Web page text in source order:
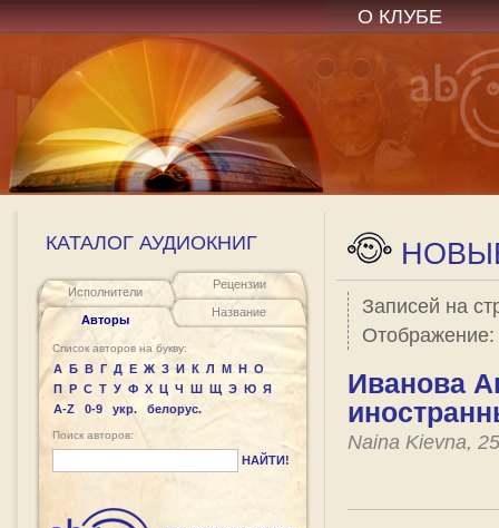
О КЛУБЕ
КАТАЛОГ АУДИОКНИГ
Исполнители
Авторы
Рецензии
Название
Список авторов на букву:
А Б В Г Д Е Ж З И К Л М Н О
П Р С Т У Ф Х Ц Ч Ш Щ Э Ю Я
A-Z
0-9 укр. белорус.
Поиск авторов:
НАЙТИ!
Записей на
Отображение:
Иванова
Naina Kievna,